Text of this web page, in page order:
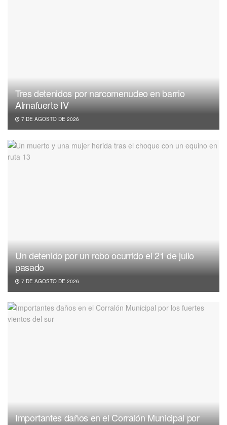
Tres detenidos por narcomenudeo en barrio
Almafuerte IV
7 DE AGOSTO DE 2026
Un detenido por un robo ocurrido el 21 de julio
pasado
7 DE AGOSTO DE 2026
Importantes daños en el Corralón Municipal por